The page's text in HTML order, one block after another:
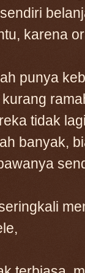
karena
punya
tidak
banyak,